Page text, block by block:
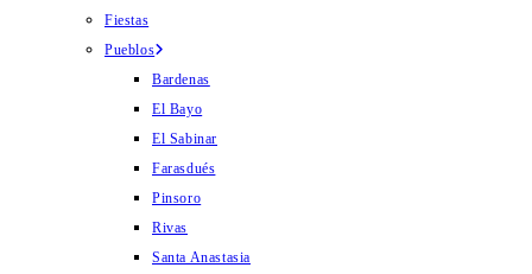
Fiestas
Pueblos
Bardenas
El Bayo
El Sabinar
Farasdués
Pinsoro
Rivas
Santa Anastasia